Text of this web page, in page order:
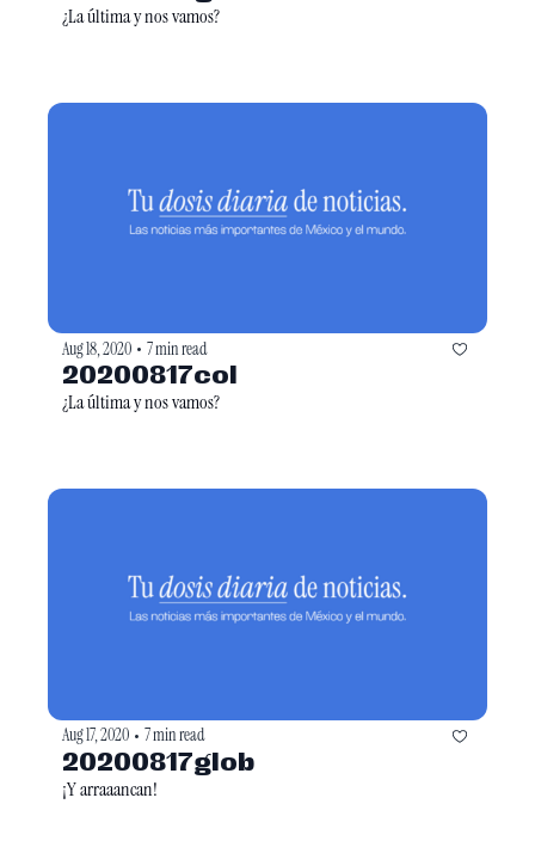
¿La última y nos vamos?
Aug 18, 2020 • 7 min read
20200817col
¿La última y nos vamos?
Aug 17, 2020 • 7 min read
20200817glob
¡Y arraaancan!